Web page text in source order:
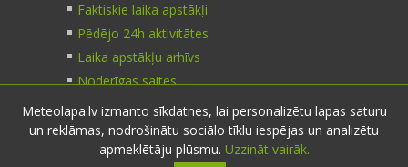
Faktiskie laika apstākļi
Pēdējo 24h aktivitātes
Laika apstākļu arhīvs
Noderīgas saites
Kontakti
Meteolapa.lv izmanto sīkdatnes, lai personalizētu lapas saturu
un reklāmas, nodrošinātu sociālo tīklu iespējas un analizētu
apmeklētāju plūsmu. Uzzināt vairāk.